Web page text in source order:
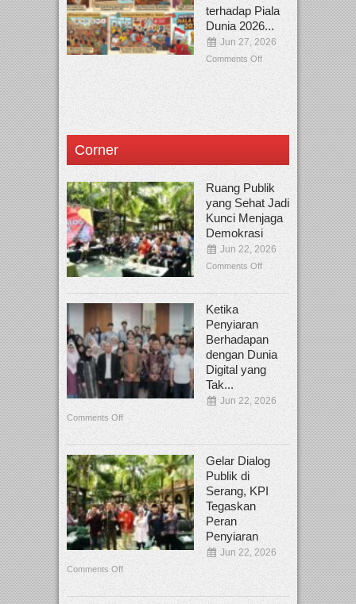
terhadap Piala
Dunia 2026...
Jun 27, 2026
Comments Off
Corner
Ruang Publik
yang Sehat Jadi
Kunci Menjaga
Demokrasi
Jun 22, 2026
Comments Off
Ketika
Penyiaran
Berhadapan
dengan Dunia
Digital yang
Tak...
Jun 22, 2026
Comments Off
Gelar Dialog
Publik di
Serang, KPI
Tegaskan
Peran
Penyiaran
Jun 22, 2026
Comments Off